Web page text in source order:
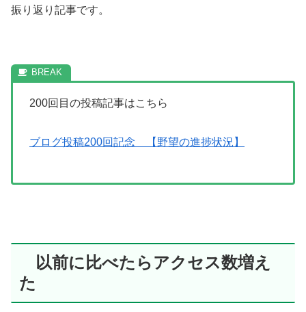
振り返り記事です。
200回目の投稿記事はこちら
ブログ投稿200回記念 【野望の進捗状況】
以前に比べたらアクセス数増え
た